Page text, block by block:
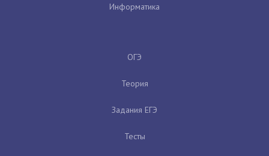
Информатика
ОГЭ
Теория
Задания ЕГЭ
Тесты